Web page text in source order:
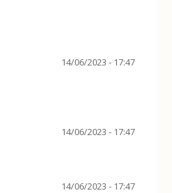
14/06/2023 - 17:47
14/06/2023 - 17:47
14/06/2023 - 17:47